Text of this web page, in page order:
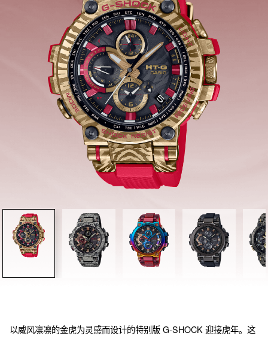
以威风凛凛的金虎为灵感而设计的特别版 G-SHOCK 迎接虎年。这